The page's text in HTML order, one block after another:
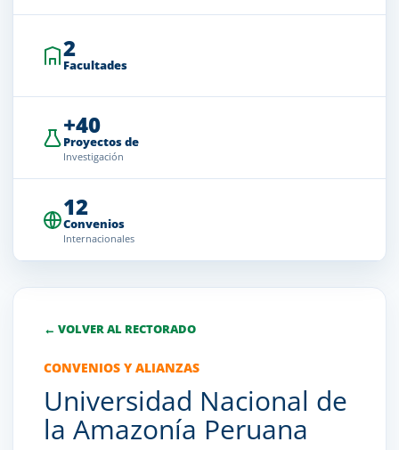
2
Facultades
+40
Proyectos de
Investigación
12
Convenios
Internacionales
← VOLVER AL RECTORADO
CONVENIOS Y ALIANZAS
Universidad Nacional de
la Amazonía Peruana